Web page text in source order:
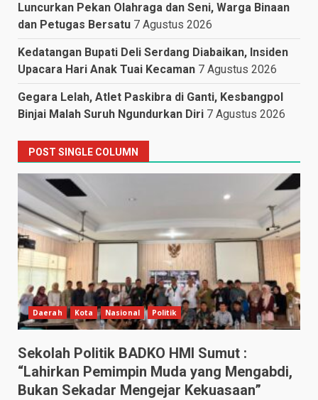
Luncurkan Pekan Olahraga dan Seni, Warga Binaan
dan Petugas Bersatu 7 Agustus 2026
Kedatangan Bupati Deli Serdang Diabaikan, Insiden
Upacara Hari Anak Tuai Kecaman 7 Agustus 2026
Gegara Lelah, Atlet Paskibra di Ganti, Kesbangpol
Binjai Malah Suruh Ngundurkan Diri 7 Agustus 2026
POST SINGLE COLUMN
Daerah Kota Nasional Politik
Sekolah Politik BADKO HMI Sumut :
“Lahirkan Pemimpin Muda yang Mengabdi,
Bukan Sekadar Mengejar Kekuasaan”